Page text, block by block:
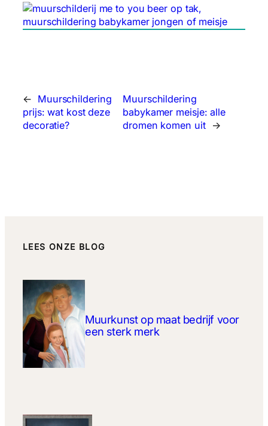
← Muurschildering
prijs: wat kost deze
decoratie?
Muurschildering
babykamer meisje: alle
dromen komen uit
→
LEES ONZE BLOG
Muurkunst op maat bedrijf voor
een sterk merk